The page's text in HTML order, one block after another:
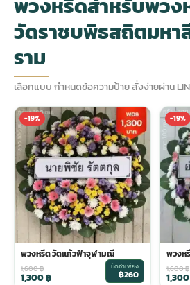
ร้านดอกไม้งานศพ ใกล้ฉัน
ดอกไม้งานศพ ราคาถูก
จัดดอกไม้งานศพ ราคา
ดอกไม้งานศพ ส่งฟรี
ดอกไม้งานศพ ออนไลน์
พวงดอกไม้งานศพ
ส่งพวงหรีด ด่วน กรุงเทพ
ร้านพวงหรีด กรุงเทพ ส่งฟรี
พวงหรีด ปากคลองตลาด ราคา
พวงหรีด ส่งด่วน วันนี้
มรุ ส่งด่วน
น้าเมรุ กรุงเทพ
วัดราชบพิธสถิตมหา
ราม
เลือกแบบ กำหนดข้อความป้าย สั่งง่ายผ่าน
-19%
พวงหรีด วัดแก้วฟ้าจุฬามณี
1,600฿
1,300฿
มัดจำเพียง
฿260
-19%
พวงห
1,600฿
1,300